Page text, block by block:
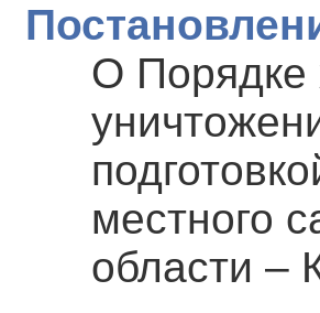
О Порядке
местного
области –